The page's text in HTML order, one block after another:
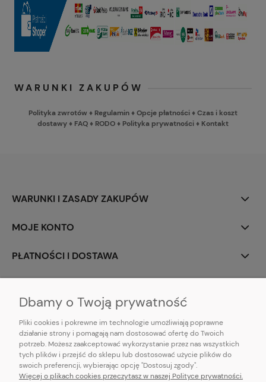
WARUNKI ZAKUPÓW
Polityka zwrotów ♦ Regulamin♦Opcje płatności♦Czas i koszt
dostawy♦ FAQ♦ RODO♦ Polityka prywatności♦ Kontakt
WARUNKI I ZASADY ZAKUPÓW
MOJE KONTO
PŁATNOŚCI I DOSTAWA
E-mail:pl101sukienek@gmail.com
101sukienek.pl
ul. Piotrkowska 317/11, Łódź 93-035, woj. łódzkie
Dbamy o Twoją prywatność
Pliki cookies i pokrewne im technologie umożliwiają poprawne
działanie strony i pomagają nam dostosować ofertę do Twoich
potrzeb. Możesz zaakceptować wykorzystanie przez nas wszystkich
tych plików i przejść do sklepu lub dostosować użycie plików do
swoich preferencji, wybierając opcję "Dostosuj zgody".
Więcej o plikach cookies przeczytasz w naszej Polityce prywatności.